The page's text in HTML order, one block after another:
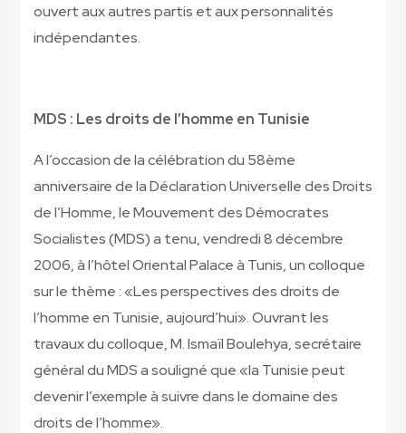
ouvert aux autres partis et aux personnalités
indépendantes.
MDS : Les droits de l’homme en Tunisie
A l’occasion de la célébration du 58ème
anniversaire de la Déclaration Universelle des Droits
de l’Homme, le Mouvement des Démocrates
Socialistes (MDS) a tenu, vendredi 8 décembre
2006, à l’hôtel Oriental Palace à Tunis, un colloque
sur le thème : «Les perspectives des droits de
l’homme en Tunisie, aujourd’hui». Ouvrant les
travaux du colloque, M. Ismaïl Boulehya, secrétaire
général du MDS a souligné que «la Tunisie peut
devenir l’exemple à suivre dans le domaine des
droits de l’homme».